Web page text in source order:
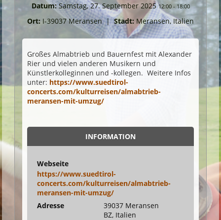
Datum: Samstag, 27. September 2025 12:00-18:00
Ort: I-39037 Meransen| Stadt: Meransen, Italien
Großes Almabtrieb und Bauernfest mit Alexander
Rier und vielen anderen Musikern und
Künstlerkolleginnen und -kollegen. Weitere Infos
unter: https://www.suedtirol-
concerts.com/kulturreisen/almabtrieb-
meransen-mit-umzug/
INFORMATION
Webseite
https://www.suedtirol-
concerts.com/kulturreisen/almabtrieb-
meransen-mit-umzug/
Adresse
39037 Meransen
BZ, Italien